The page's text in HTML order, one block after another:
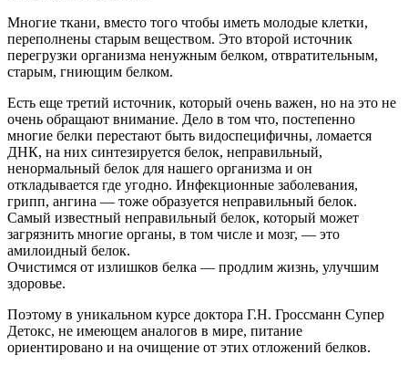
Многие ткани, вместо того чтобы иметь молодые клетки,
переполнены старым веществом. Это второй источник
перегрузки организма ненужным белком, отвратительным,
старым, гниющим белком.
Есть еще третий источник, который очень важен, но на это не
очень обращают внимание. Дело в том что, постепенно
многие белки перестают быть видоспецифичны, ломается
ДНК, на них синтезируется белок, неправильный,
ненормальный белок для нашего организма и он
откладывается где угодно. Инфекционные заболевания,
грипп, ангина — тоже образуется неправильный белок.
Самый известный неправильный белок, который может
загрязнить многие органы, в том числе и мозг, — это
амилоидный белок.
Очистимся от излишков белка — продлим жизнь, улучшим
здоровье.
Поэтому в уникальном курсе доктора Г.Н. Гроссманн Супер
Детокс, не имеющем аналогов в мире, питание
ориентировано и на очищение от этих отложений белков.